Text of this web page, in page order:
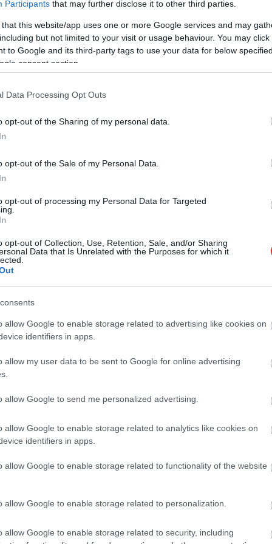
Participants that may further disclose it to other third parties.
this website/app uses one or more Google services and may
but not limited to your visit or usage behaviour. You may
to Google and its third-party tags to use your data for below
consent section.
Data Processing Opt Outs
opt-out of the Sharing of my personal data.
opt-out of the Sale of my Personal Data.
opt-out of processing my Personal Data for Targeted
opt-out of Collection, Use, Retention, Sale, and/or Sharing
Data that Is Unrelated with the Purposes for which it
allow Google to enable storage related to advertising like cookies on
identifiers in apps.
allow my user data to be sent to Google for online advertising
allow Google to send me personalized advertising.
allow Google to enable storage related to analytics like cookies on
identifiers in apps.
allow Google to enable storage related to functionality of the website
allow Google to enable storage related to personalization.
allow Google to enable storage related to security, including
az okostelefonos formatervezés, mind a
kijelző, mind a kamera vonatkozásában, a
HONOR Magic Vs pedig a vállalat első,
Magyarországon is kapható hajlítható
eszköze, impozáns és sokrétű kínálattal.
TOVÁBB OLVASOM
– most ajándék HONOR Pad 8
csúcskategóriás telefonja, a HONOR Magic5
lehetőséggel, az ajándékba egy HONOR Pad
8 tabletet kap, ami 12”-es, 2K HONOR
hangszórójával magával ragadó képi világot
TOVÁBB OLVASOM
félelmetes felkészülni a rémisztő szezonra